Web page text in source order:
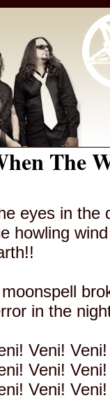
The
eyes in the
howling
in the
Veni!
Veni!
Veni!